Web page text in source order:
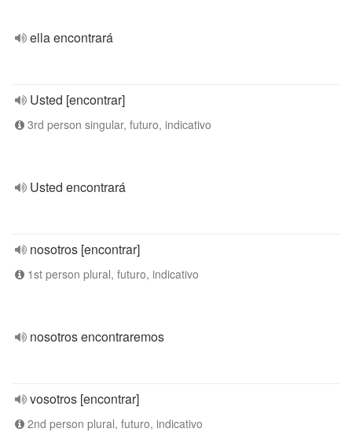
ella encontrará
Usted [encontrar]
3rd person singular, futuro, indicativo
Usted encontrará
nosotros [encontrar]
1st person plural, futuro, indicativo
nosotros encontraremos
vosotros [encontrar]
2nd person plural, futuro, indicativo